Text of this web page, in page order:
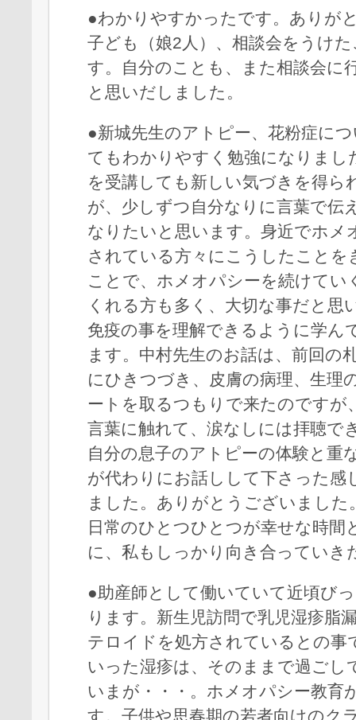
●わかりやすかったです。ありが
子ども（娘2人）、相談会をうけ
す。自分のことも、また相談会に
と思いだしました。
●新城先生のアトピー、花粉症に
てもわかりやすく勉強になりまし
を受講しても新しい気づきを得ら
が、少しずつ自分なりに言葉で伝
なりたいと思います。身近でホメ
されている方々にこうしたことを
ことで、ホメオパシーを続けてい
くれる方も多く、大切な事だと思
免疫の事を理解できるように学ん
ます。中村先生のお話は、前回の
にひきつづき、皮膚の病理、生理
ートを取るつもりで来たのですが
言葉に触れて、涙なしには拝聴で
自分の息子のアトピーの体験と重
が代わりにお話しして下さった感
ました。ありがとうございました
日常のひとつひとつが幸せな時間
に、私もしっかり向き合っていき
●助産師として働いていて近頃び
ります。新生児訪問で乳児湿疹脂
テロイドを処方されているとの事
いった湿疹は、そのままで過ごし
いまが・・・。ホメオパシー教育
す。子供や思春期の若者向けのク